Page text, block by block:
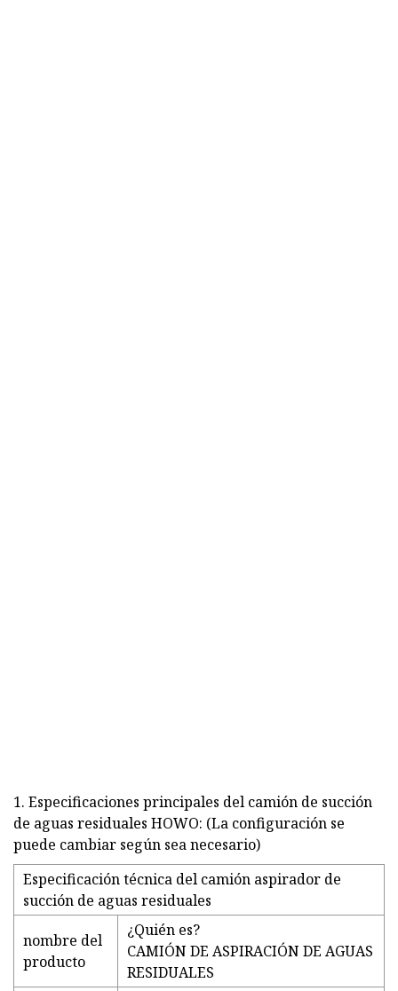
1. Especificaciones principales del camión de succión
de aguas residuales HOWO: (La configuración se
puede cambiar según sea necesario)
Especificación técnica del camión aspirador de
succión de aguas residuales
nombre del
producto
¿Quién es?
CAMIÓN DE ASPIRACIÓN DE AGUAS
RESIDUALES